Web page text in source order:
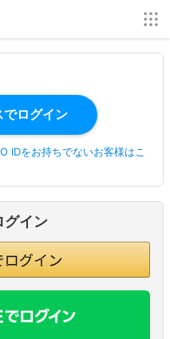
IDをお持ちでないお客様はこ
グイン